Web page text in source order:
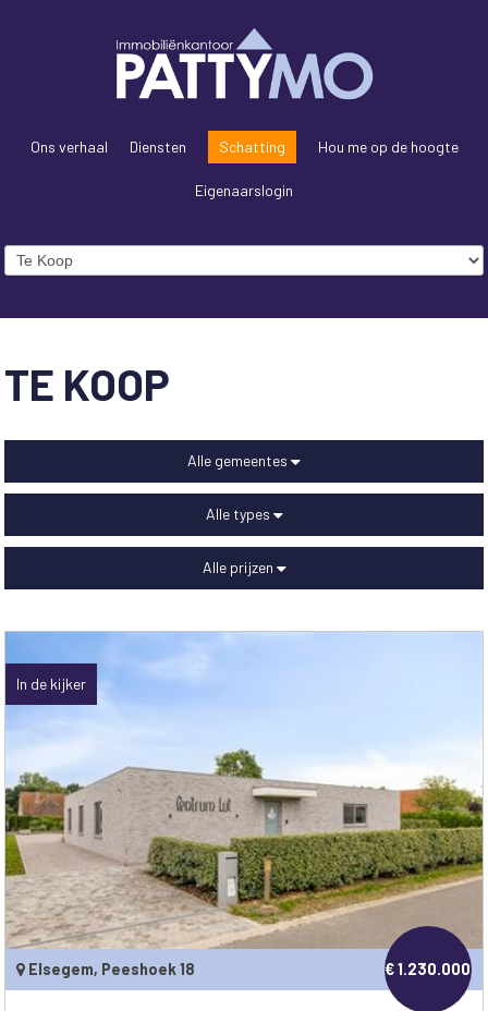
Ons verhaal Diensten Schatting Hou me op de hoogte
Eigenaarslogin
TE KOOP
Alle gemeentes
Alle types
Alle prijzen
In de kijker
Elsegem, Peeshoek 18 € 1.230.000